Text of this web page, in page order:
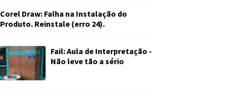
Corel Draw: Falha na Instalação do
Produto. Reinstale (erro 24).
Fail: Aula de Interpretação -
Não leve tão a sério